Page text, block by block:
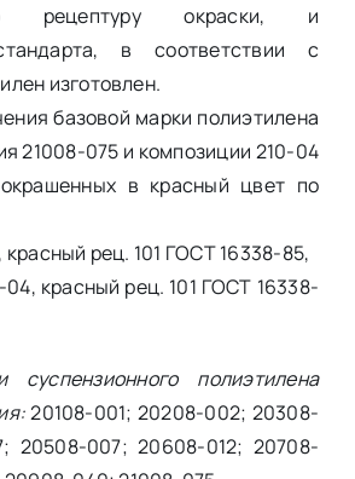
рецептуру окраски, и
в соответствии с
изготовлен.
базовой марки полиэтилена
21008-075 и композиции 210-04
в красный цвет по
красный рец. 101 ГОСТ 16338-85,
красный рец. 101 ГОСТ 16338-
суспензионного полиэтилена
20108-001; 20208-002; 20308-
20508-007; 20608-012; 20708-